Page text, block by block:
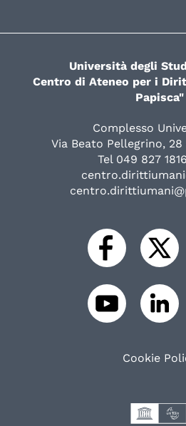
Università degli
Centro di Ateneo per i
Papisca"
Complesso
Via Beato Pellegrino, 28
Tel 049 827
Cookie